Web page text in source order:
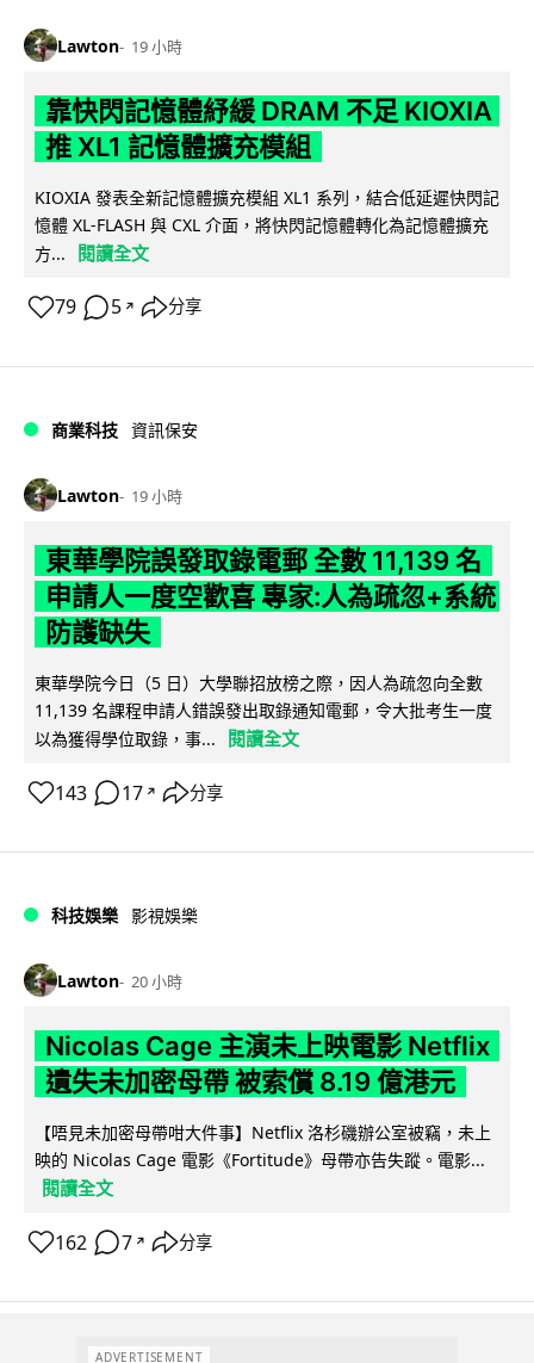
Lawton 19 小時
靠快閃記憶體紓緩 DRAM 不足 KIOXIA
推 XL1 記憶體擴充模組
KIOXIA 發表全新記憶體擴充模組 XL1 系列，結合低延遲快閃記
憶體 XL-FLASH 與 CXL 介面，將快閃記憶體轉化為記憶體擴充
方...
閱讀全文
79 5 ↗ 分享
商業科技 資訊保安
Lawton 19 小時
東華學院誤發取錄電郵 全數 11,139 名
申請人一度空歡喜 專家:人為疏忽+系統
防護缺失
東華學院今日（5 日）大學聯招放榜之際，因人為疏忽向全數
11,139 名課程申請人錯誤發出取錄通知電郵，令大批考生一度
以為獲得學位取錄，事...
閱讀全文
143 17 ↗ 分享
科技娛樂 影視娛樂
Lawton 20 小時
Nicolas Cage 主演未上映電影 Netflix
遺失未加密母帶 被索償 8.19 億港元
【唔見未加密母帶咁大件事】Netflix 洛杉磯辦公室被竊，未上
映的 Nicolas Cage 電影《Fortitude》母帶亦告失蹤。電影...
閱讀全文
162 7 ↗ 分享
ADVERTISEMENT